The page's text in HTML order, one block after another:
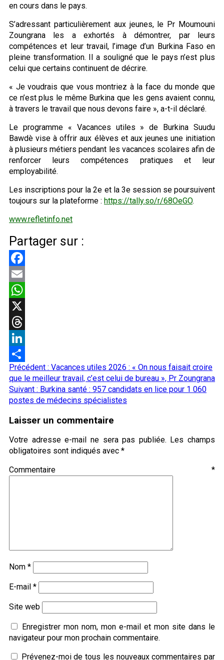
en cours dans le pays.
S’adressant particulièrement aux jeunes, le Pr Moumouni
Zoungrana les a exhortés à démontrer, par leurs
compétences et leur travail, l’image d’un Burkina Faso en
pleine transformation. Il a souligné que le pays n’est plus
celui que certains continuent de décrire.
« Je voudrais que vous montriez à la face du monde que
ce n’est plus le même Burkina que les gens avaient connu,
à travers le travail que nous devons faire », a-t-il déclaré.
Le programme « Vacances utiles » de Burkina Suudu
Bawdè vise à offrir aux élèves et aux jeunes une initiation
à plusieurs métiers pendant les vacances scolaires afin de
renforcer leurs compétences pratiques et leur
employabilité.
Les inscriptions pour la 2e et la 3e session se poursuivent
toujours sur la plateforme : https://tally.so/r/68OeGO.
www.refletinfo.net
Partager sur :
Facebook
Email
WhatsApp
X
Threads
LinkedIn
Partager
Navigation
d’article
Précédent : Vacances utiles 2026 : « On nous faisait croire
que le meilleur travail, c’est celui de bureau », Pr Zoungrana
Suivant : Burkina santé : 957 candidats en lice pour 1 060
postes de médecins spécialistes
Laisser un commentaire
Votre adresse e-mail ne sera pas publiée. Les champs
obligatoires sont indiqués avec *
Commentaire *
Nom *
E-mail *
Site web
Enregistrer mon nom, mon e-mail et mon site dans le
navigateur pour mon prochain commentaire.
Prévenez-moi de tous les nouveaux commentaires par